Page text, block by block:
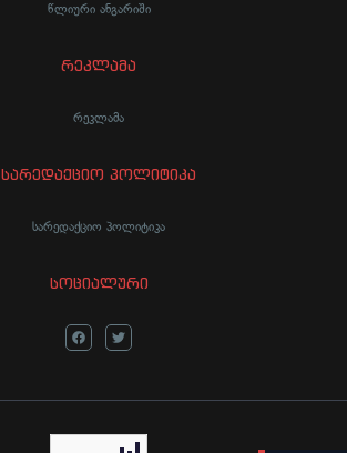
წლიური ანგარიში
რეკლამა
რეკლამა
სარედაქციო პოლიტიკა
სარედაქციო პოლიტიკა
სოციალური